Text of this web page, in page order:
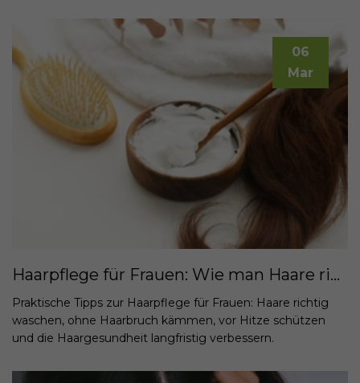
06
Mar
Haarpflege für Frauen: Wie man Haare richtig wäscht, stylt und vor Hitze schützt
Praktische Tipps zur Haarpflege für Frauen: Haare richtig
waschen, ohne Haarbruch kämmen, vor Hitze schützen
und die Haargesundheit langfristig verbessern.